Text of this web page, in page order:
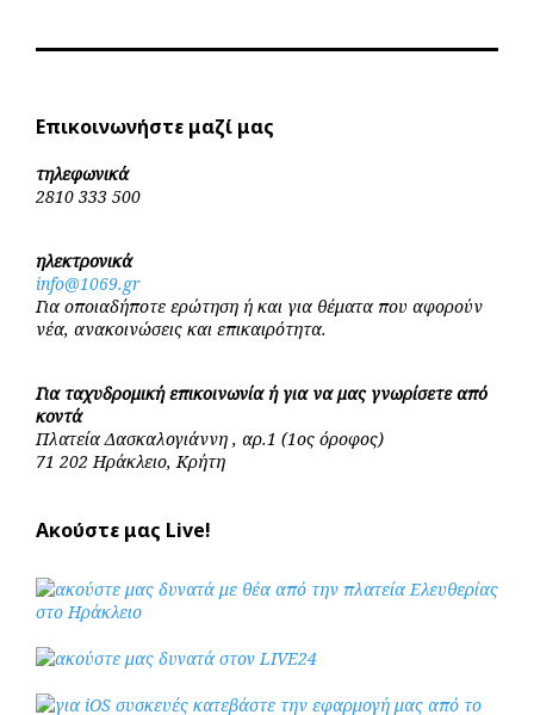
Επικοινωνήστε μαζί μας
τηλεφωνικά
2810 333 500
ηλεκτρονικά
info@1069.gr
Για οποιαδήποτε ερώτηση ή και για θέματα που αφορούν
νέα, ανακοινώσεις και επικαιρότητα.
Για ταχυδρομική επικοινωνία ή για να μας γνωρίσετε από
κοντά
Πλατεία Δασκαλογιάννη , αρ.1 (1ος όροφος)
71 202 Ηράκλειο, Κρήτη
Ακούστε μας Live!